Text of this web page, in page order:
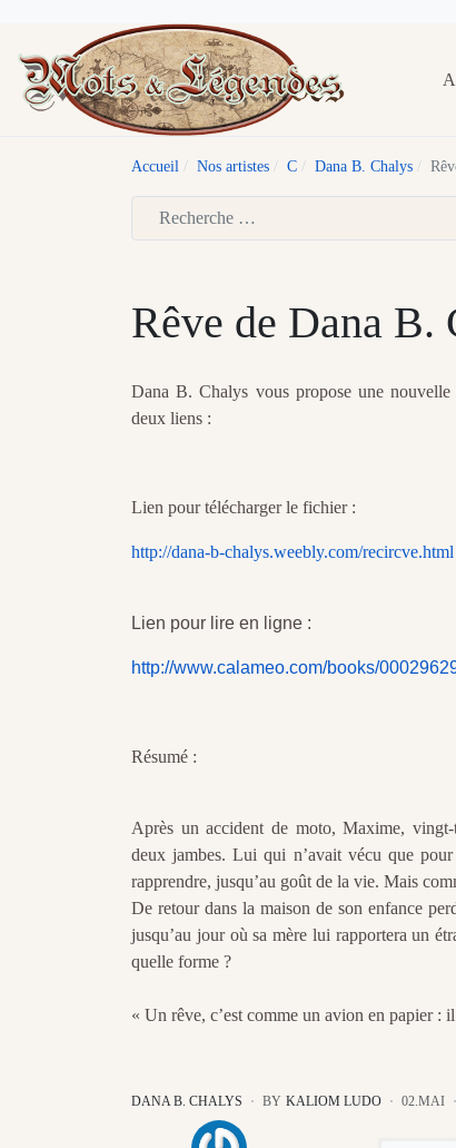
Accueil Nos artistes C Dana B. Chalys
Rêve de Dana B.
Dana B. Chalys vous propose une
deux liens :
Lien pour télécharger le fichier :
http://dana-b-chalys.weebly.com/recircve.html
Lien pour lire en ligne :
http://www.calameo.com/books/
Résumé :
Après un accident de moto, Maxime,
deux jambes. Lui qui n’avait vécu que
rapprendre, jusqu’au goût de la vie. Mais
De retour dans la maison de son enfance
jusqu’au jour où sa mère lui rapportera un
quelle forme ?
« Un rêve, c’est comme un avion en papier :
DANA B. CHALYS BY KALIOM LUDO 02.MAI